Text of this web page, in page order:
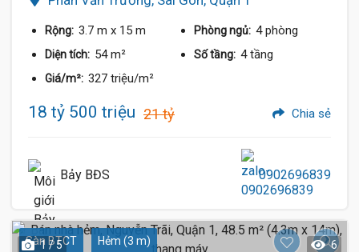
Rộng: 3.7 m x 15 m Phòng ngủ: 4 phòng
Diện tích: 54 m² Số tầng: 4 tầng
Giá/m²: 327 triệu/m²
18 tỷ 500 triệu 21 tỷ Chia sẻ
Bảy BĐS 0902696839
Sàn BTCT Hẻm (3 m)
1 / 5 6